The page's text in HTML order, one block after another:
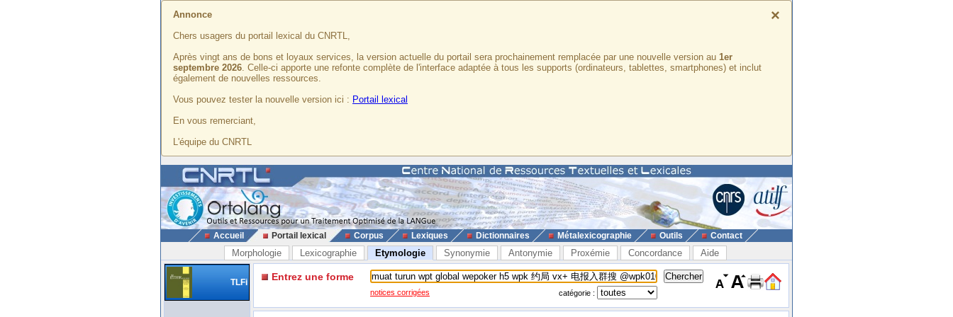
×
Annonce
Chers usagers du portail lexical du CNRTL,
Après vingt ans de bons et loyaux services, la version actuelle du portail sera prochainement remplacée par une nouvelle version au 1er
septembre 2026. Celle-ci apporte une refonte complète de l'interface adaptée à tous les supports (ordinateurs, tablettes, smartphones) et inclut
également de nouvelles ressources.
Vous pouvez tester la nouvelle version ici : Portail lexical
En vous remerciant,
L'équipe du CNRTL
Accueil Portail lexical Corpus Lexiques Dictionnaires Métalexicographie Outils Contact
Morphologie Lexicographie Etymologie Synonymie Antonymie Proxémie Concordance Aide
TLFi Entrez une forme
notices corrigées catégorie :